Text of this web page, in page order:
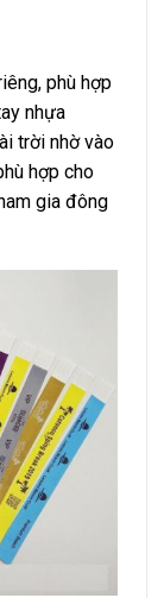
phù hợp
nhựa
trời nhờ vào
hợp cho
gia đông